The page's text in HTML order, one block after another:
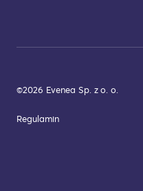
©2026 Evenea Sp. z o. o.
Regulamin